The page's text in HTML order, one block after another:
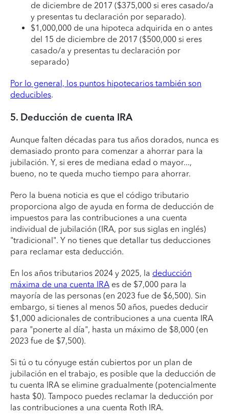
de diciembre de 2017 ($375,000 si eres casado/a
y presentas tu declaración por separado).
$1,000,000 de una hipoteca adquirida en o antes
del 15 de diciembre de 2017 ($500,000 si eres
casado/a y presentas tu declaración por
separado)
Por lo general, los puntos hipotecarios también son
deducibles.
5. Deducción de cuenta IRA
Aunque falten décadas para tus años dorados, nunca es
demasiado pronto para comenzar a ahorrar para la
jubilación. Y, si eres de mediana edad o mayor...,
bueno, no te queda mucho tiempo para ahorrar.
Pero la buena noticia es que el código tributario
proporciona algo de ayuda en forma de deducción de
impuestos para las contribuciones a una cuenta
individual de jubilación (IRA, por sus siglas en inglés)
"tradicional". Y no tienes que detallar tus deducciones
para reclamar esta deducción.
En los años tributarios 2024 y 2025, la deducción
máxima de una cuenta IRA es de $7,000 para la
mayoría de las personas (en 2023 fue de $6,500). Sin
embargo, si tienes al menos 50 años, puedes deducir
$1,000 adicionales de contribuciones a una cuenta IRA
para "ponerte al día", hasta un máximo de $8,000 (en
2023 fue de $7,500).
Si tú o tu cónyuge están cubiertos por un plan de
jubilación en el trabajo, es posible que la deducción de
tu cuenta IRA se elimine gradualmente (potencialmente
hasta $0). Tampoco puedes reclamar la deducción por
las contribuciones a una cuenta Roth IRA.